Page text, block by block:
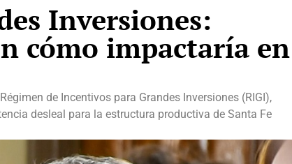
Inversiones:
cómo impactaría en
de Incentivos para Grandes Inversiones (RIGI),
desleal para la estructura productiva de Santa Fe